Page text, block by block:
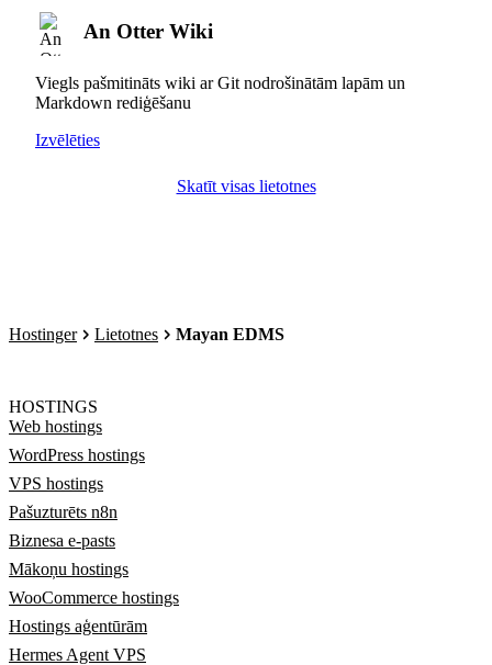
An Otter Wiki
Viegls pašmitināts wiki ar Git nodrošinātām lapām un
Markdown rediģēšanu
Izvēlēties
Skatīt visas lietotnes
Hostinger Lietotnes Mayan EDMS
HOSTINGS
Web hostings
WordPress hostings
VPS hostings
Pašuzturēts n8n
Biznesa e-pasts
Mākoņu hostings
WooCommerce hostings
Hostings aģentūrām
Hermes Agent VPS